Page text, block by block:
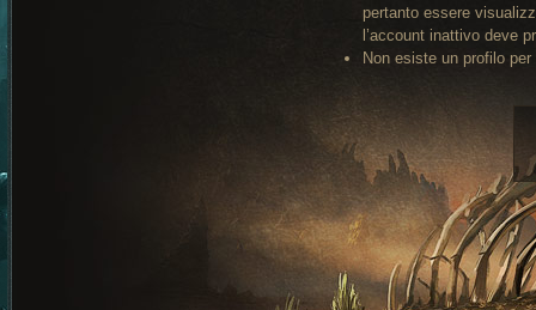
pertanto essere
l’account inattivo deve
Non esiste un profilo